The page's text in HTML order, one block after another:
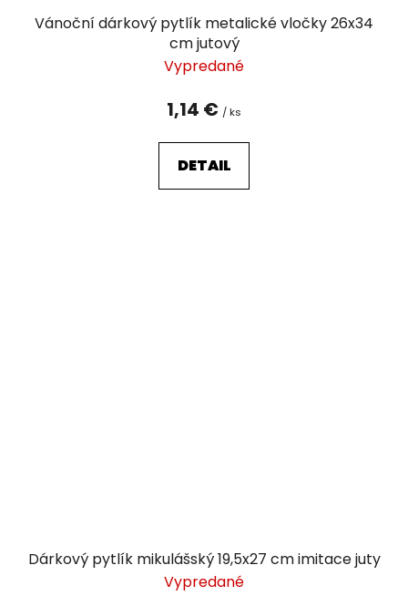
Vánoční dárkový pytlík metalické vločky 26x34
cm jutový
Vypredané
1,14 € / ks
DETAIL
Dárkový pytlík mikulášský 19,5x27 cm imitace juty
Vypredané